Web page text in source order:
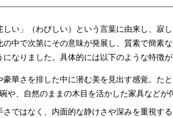
しい」（わびしい）という言葉に由来し、寂
中で次第にその意味が発展し、質素で簡素
なりました。具体的には以下のような特徴が
豪華さを排した中に潜む美を見出す感覚。た
や、自然のままの木目を活かした家具などが
さではなく、内面的な静けさや深みを重視す